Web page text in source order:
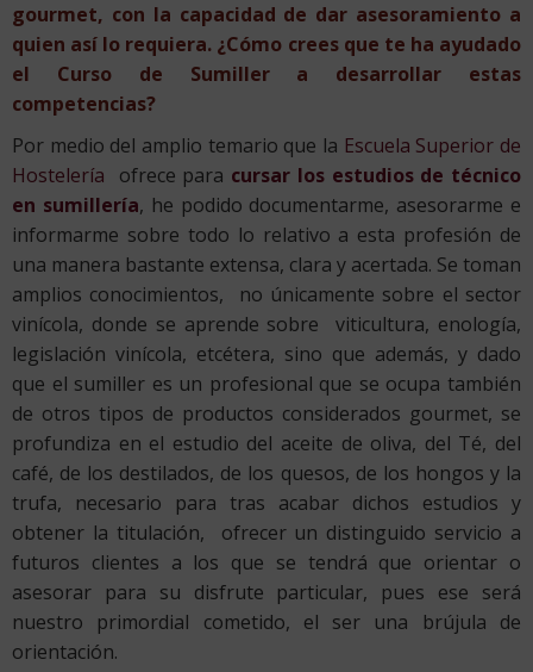
gourmet, con la capacidad de dar asesoramiento a
quien así lo requiera. ¿Cómo crees que te ha ayudado
el Curso de Sumiller a desarrollar estas
competencias?
Por medio del amplio temario que la Escuela Superior de
Hostelería ofrece para cursar los estudios de técnico
en sumillería, he podido documentarme, asesorarme e
informarme sobre todo lo relativo a esta profesión de
una manera bastante extensa, clara y acertada. Se toman
amplios conocimientos, no únicamente sobre el sector
vinícola, donde se aprende sobre viticultura, enología,
legislación vinícola, etcétera, sino que además, y dado
que el sumiller es un profesional que se ocupa también
de otros tipos de productos considerados gourmet, se
profundiza en el estudio del aceite de oliva, del Té, del
café, de los destilados, de los quesos, de los hongos y la
trufa, necesario para tras acabar dichos estudios y
obtener la titulación, ofrecer un distinguido servicio a
futuros clientes a los que se tendrá que orientar o
asesorar para su disfrute particular, pues ese será
nuestro primordial cometido, el ser una brújula de
orientación.